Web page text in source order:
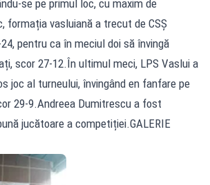
se pe primul loc, cu maxim de
formația vasluiană a trecut de CSȘ
pentru ca în meciul doi să învingă
scor 27-12.În ultimul meci, LPS Vaslui a
joc al turneului, învingând en fanfare pe
29-9.Andreea Dumitrescu a fost
jucătoare a competiției.GALERIE